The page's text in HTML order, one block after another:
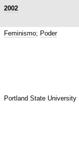
2002
Feminismo; Poder
Portland State University